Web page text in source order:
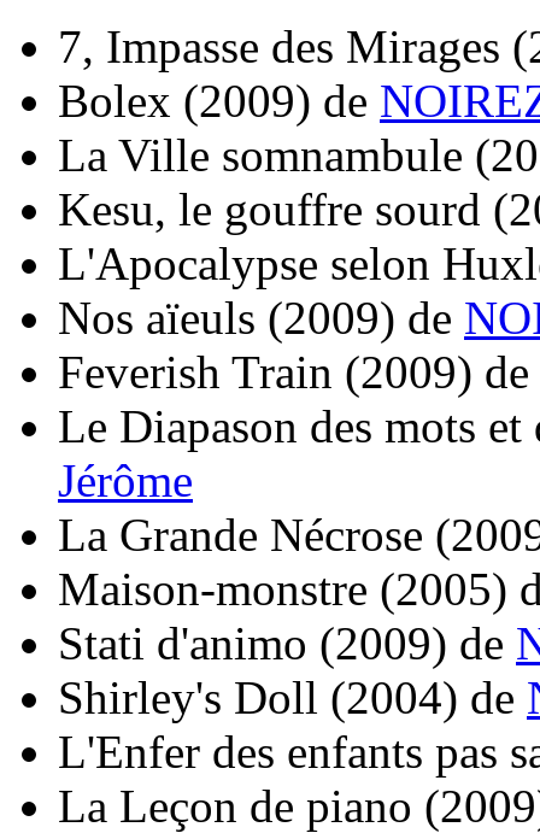
7, Impasse des Mirages
Bolex (2009) de
La Ville somnambule
Kesu, le gouffre sourd
L'Apocalypse selon
Nos aïeuls (2009) de
Feverish Train (2009) de
Le Diapason des mots et
Jérôme
La Grande Nécrose
Maison-monstre (2005)
Stati d'animo (2009) de
Shirley's Doll (2004) de
L'Enfer des enfants pas
La Leçon de piano